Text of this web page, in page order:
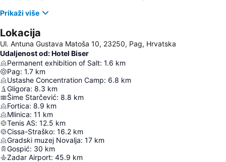
Prikaži više
Lokacija
Ul. Antuna Gustava Matoša 10, 23250, Pag, Hrvatska
Udaljenost od: Hotel Biser
Permanent exhibition of Salt: 1.6 km
Pag: 1.7 km
Ustashe Concentration Camp: 6.8 km
Gligora: 8.3 km
Šime Starčević: 8.8 km
Fortica: 8.9 km
Mlinica: 11 km
Tenis AS: 12.5 km
Cissa-Straško: 16.2 km
Gradski muzej Novalja: 17 km
Gospić: 30 km
Zadar Airport: 45.9 km